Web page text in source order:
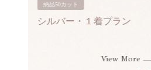
納品50カット
シルバー・１着プラン
View More